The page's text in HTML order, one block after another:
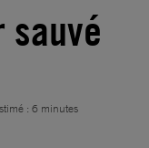
: 6 minutes